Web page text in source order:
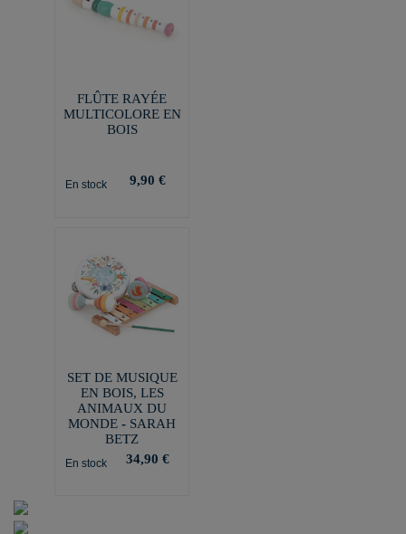
FLÛTE RAYÉE
MULTICOLORE EN
BOIS
En stock 9,90 €
SET DE MUSIQUE
EN BOIS, LES
ANIMAUX DU
MONDE - SARAH
BETZ
En stock 34,90 €